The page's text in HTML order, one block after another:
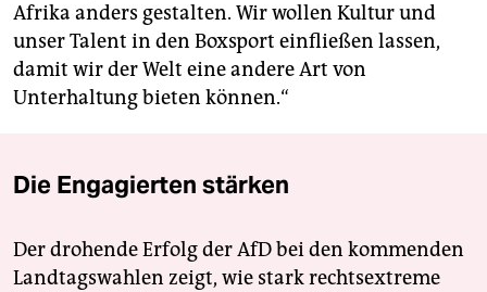
Afrika anders gestalten. Wir wollen Kultur und
unser Talent in den Boxsport einfließen lassen,
damit wir der Welt eine andere Art von
Unterhaltung bieten können.“
Die Engagierten stärken
Der drohende Erfolg der AfD bei den kommenden
Landtagswahlen zeigt, wie stark rechtsextreme